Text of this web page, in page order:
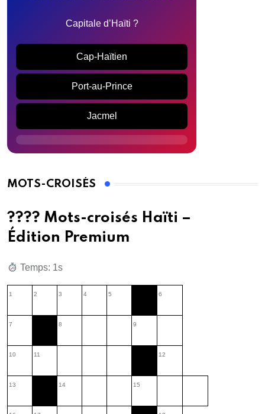
Capitale d’Haïti ?
Cap-Haïtien
Port-au-Prince
Jacmel
MOTS-CROISÉS
???? Mots-croisés Haïti –
Édition Premium
Temps: 2s
1 2 3 4 5 6
7 8 9
10 11 12
13 14 15